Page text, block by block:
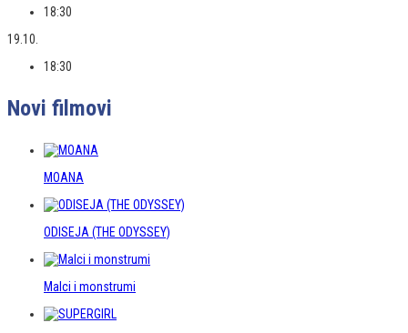
18:30
19.10.
18:30
Novi filmovi
MOANA
ODISEJA (THE ODYSSEY)
Malci i monstrumi